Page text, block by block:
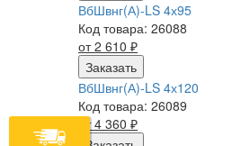
ВбШвнг(А)-LS 4х95
Код товара: 26088
от 2 610 ₽
Заказать
ВбШвнг(А)-LS 4х120
Код товара: 26089
от 4 360 ₽